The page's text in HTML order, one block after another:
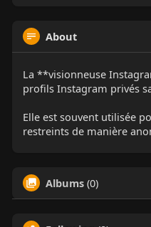
About
La **visionneuse
profils Instagram privés
Elle est souvent utilisée
restreints de manière
Albums (0)